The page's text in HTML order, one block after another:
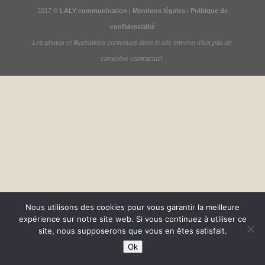
2017 © LALY communication | Mentions légales | Politique de
confidentialité
Les photos et illustrations contenues dans le site Internet n’ont pas de
caractère contractuel.
Nous utilisons des cookies pour vous garantir la meilleure
expérience sur notre site web. Si vous continuez à utiliser ce
site, nous supposerons que vous en êtes satisfait.
Ok